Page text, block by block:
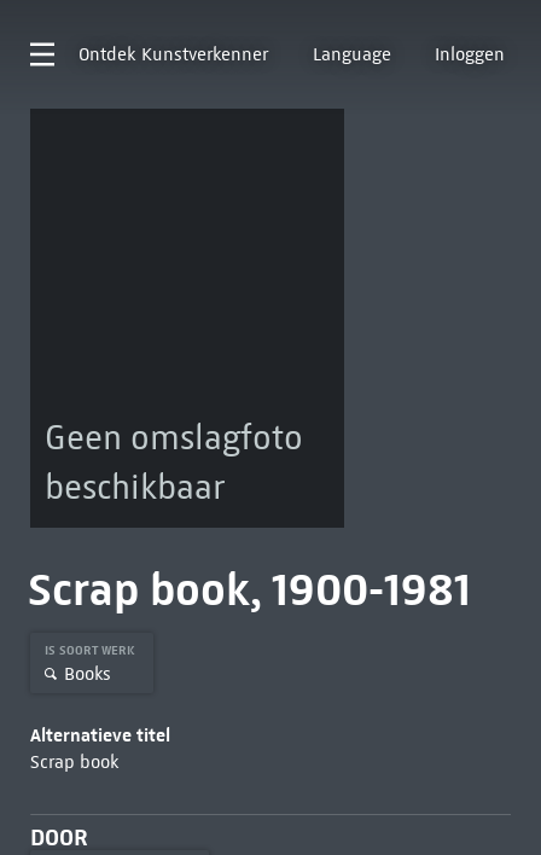
Ontdek Kunstverkenner Language Inloggen
Geen omslagfoto
beschikbaar
Scrap book, 1900-1981
IS SOORT WERK
Books
Alternatieve titel
Scrap book
DOOR